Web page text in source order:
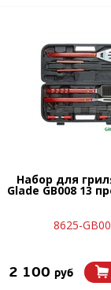
Набор для
Glade GB008 13
8625-
2 100 руб